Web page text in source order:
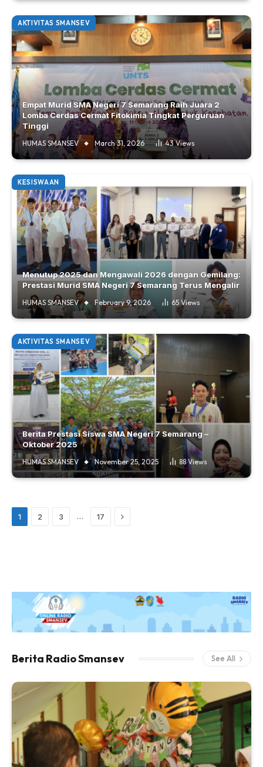
AKTIVITAS SMANSEV
Empat Murid SMA Negeri 7 Semarang Raih Juara 2
Lomba Cerdas Cermat Fitokimia Tingkat Perguruan
Tinggi
HUMAS SMANSEV March 31, 2026 43Views
KESISWAAN
Menutup 2025 dan Mengawali 2026 dengan Gemilang:
Prestasi Murid SMA Negeri 7 Semarang Terus Mengalir
HUMAS SMANSEV February 9, 2026 65 Views
AKTIVITAS SMANSEV
Berita Prestasi Siswa SMA Negeri 7 Semarang –
Oktober 2025
HUMAS SMANSEV November 25, 2025 88Views
1 2 3 … 17 Next
Berita Radio Smansev See All